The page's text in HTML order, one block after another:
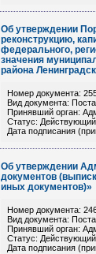
Об утверждении
реконструкцию,
федерального,
значения
района
Номер документа:
Вид документа:
Принявший орган:
Статус: Действующий
Дата подписания
Об утверждении
документов
иных документов)»
Номер документа:
Вид документа:
Принявший орган:
Статус: Действующий
Дата подписания